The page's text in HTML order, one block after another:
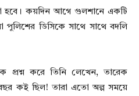
হবে। কয়দিন আগে গুলশানে একটি
পুলিশের ডিসিকে সাথে সাথে বদলি
প্রশ্ন করে তিনি লেখেন, তারেক
কই ছিল! তারা এতো অল্প সময়ে